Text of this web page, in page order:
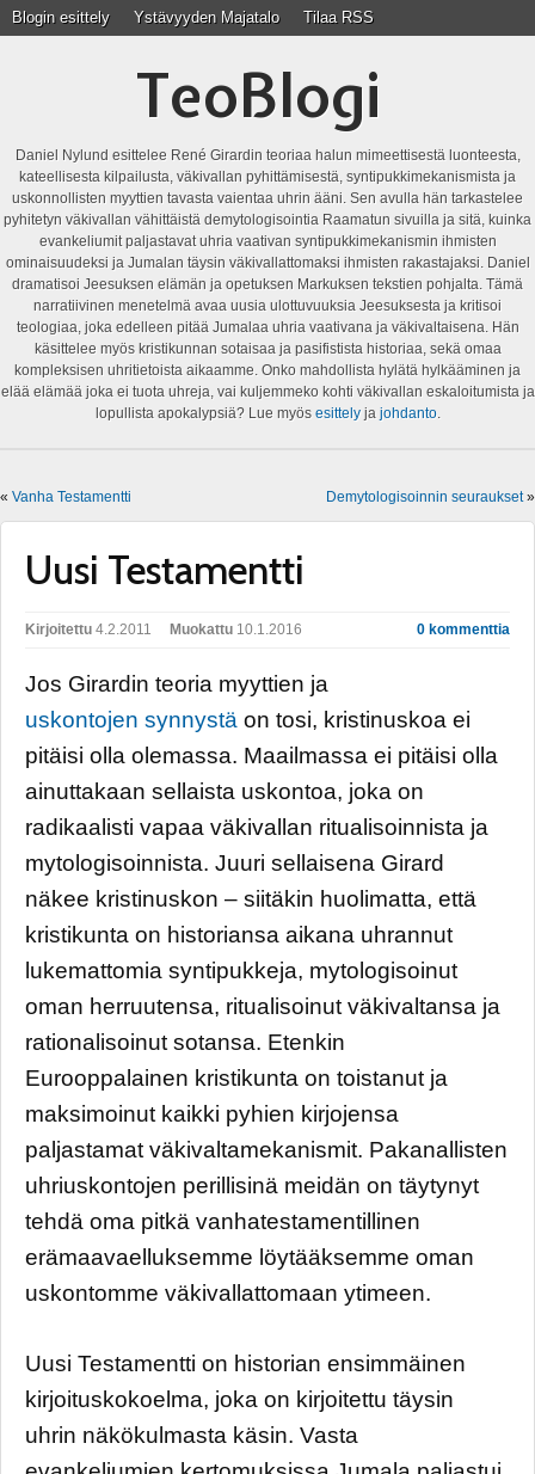
Blogin esittely Ystävyyden Majatalo Tilaa RSS
TeoBlogi
Daniel Nylund esittelee René Girardin teoriaa halun mimeettisestä luonteesta,
kateellisesta kilpailusta, väkivallan pyhittämisestä, syntipukkimekanismista ja
uskonnollisten myyttien tavasta vaientaa uhrin ääni. Sen avulla hän tarkastelee
pyhitetyn väkivallan vähittäistä demytologisointia Raamatun sivuilla ja sitä, kuinka
evankeliumit paljastavat uhria vaativan syntipukkimekanismin ihmisten
ominaisuudeksi ja Jumalan täysin väkivallattomaksi ihmisten rakastajaksi. Daniel
dramatisoi Jeesuksen elämän ja opetuksen Markuksen tekstien pohjalta. Tämä
narratiivinen menetelmä avaa uusia ulottuvuuksia Jeesuksesta ja kritisoi
teologiaa, joka edelleen pitää Jumalaa uhria vaativana ja väkivaltaisena. Hän
käsittelee myös kristikunnan sotaisaa ja pasifistista historiaa, sekä omaa
kompleksisen uhritietoista aikaamme. Onko mahdollista hylätä hylkääminen ja
elää elämää joka ei tuota uhreja, vai kuljemmeko kohti väkivallan eskaloitumista ja
lopullista apokalypsiä? Lue myös esittelyja johdanto.
« Vanha Testamentti Demytologisoinnin seuraukset»
Uusi Testamentti
0 kommenttia
Kirjoitettu 4.2.2011 Muokattu 10.1.2016
Jos Girardin teoria myyttien ja
uskontojen synnystä on tosi, kristinuskoa ei
pitäisi olla olemassa. Maailmassa ei pitäisi olla
ainuttakaan sellaista uskontoa, joka on
radikaalisti vapaa väkivallan ritualisoinnista ja
mytologisoinnista. Juuri sellaisena Girard
näkee kristinuskon – siitäkin huolimatta, että
kristikunta on historiansa aikana uhrannut
lukemattomia syntipukkeja, mytologisoinut
oman herruutensa, ritualisoinut väkivaltansa ja
rationalisoinut sotansa. Etenkin
Eurooppalainen kristikunta on toistanut ja
maksimoinut kaikki pyhien kirjojensa
paljastamat väkivaltamekanismit. Pakanallisten
uhriuskontojen perillisinä meidän on täytynyt
tehdä oma pitkä vanhatestamentillinen
erämaavaelluksemme löytääksemme oman
uskontomme väkivallattomaan ytimeen.
Uusi Testamentti on historian ensimmäinen
kirjoituskokoelma, joka on kirjoitettu täysin
uhrin näkökulmasta käsin. Vasta